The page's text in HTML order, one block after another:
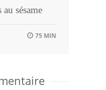
sésame
75 MIN